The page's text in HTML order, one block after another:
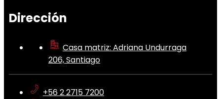
Dirección
Casa matriz: Adriana Undurraga
206, Santiago
+56 2 2715 7200